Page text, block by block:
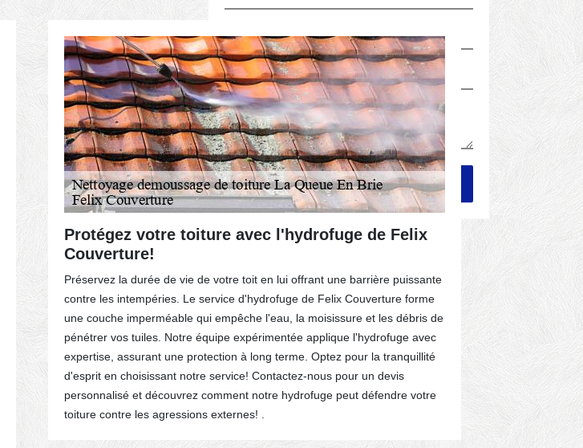
Protégez votre toiture avec l'hydrofuge de Felix
Couverture!
Préservez la durée de vie de votre toit en lui offrant une barrière puissante
contre les intempéries. Le service d'hydrofuge de Felix Couverture forme
une couche imperméable qui empêche l'eau, la moisissure et les débris de
pénétrer vos tuiles. Notre équipe expérimentée applique l'hydrofuge avec
expertise, assurant une protection à long terme. Optez pour la tranquillité
d'esprit en choisissant notre service! Contactez-nous pour un devis
personnalisé et découvrez comment notre hydrofuge peut défendre votre
toiture contre les agressions externes! .
Les
propre
Être
modernes.
compte de
mener à
maison.
crasses et
éviter les